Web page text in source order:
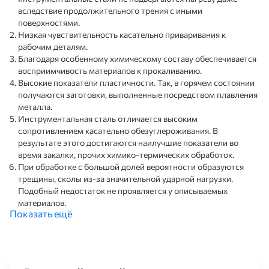
вследствие продолжительного трения с иными
поверхностями.
Низкая чувствительность касательно приваривания к
рабочим деталям.
Благодаря особенному химическому составу обеспечивается
восприимчивость материалов к прокаливанию.
Высокие показатели пластичности. Так, в горячем состоянии
получаются заготовки, выполненные посредством плавления
металла.
Инструментальная сталь отличается высоким
сопротивлением касательно обезуглероживания. В
результате этого достигаются наилучшие показатели во
время закалки, прочих химико-термических обработок.
При обработке с большой долей вероятности образуются
трещины, сколы из-за значительной ударной нагрузки.
Подобный недостаток не проявляется у описываемых
материалов.
Сверхтвердая поверхность, прочность, износостойкость.
Показать ещё